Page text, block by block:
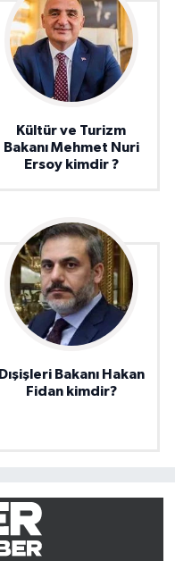
Kültür ve Turizm
Bakanı Mehmet Nuri
Ersoy kimdir ?
Dışişleri Bakanı Hakan
Fidan kimdir?